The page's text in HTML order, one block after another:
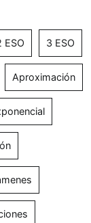
ESO 3 ESO
Aproximación